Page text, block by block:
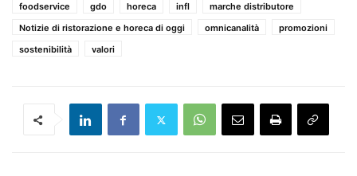
foodservice
gdo horeca infl
marche distributore
Notizie di ristorazione e horeca di oggi
omnicanalità
promozioni
sostenibilità
valori